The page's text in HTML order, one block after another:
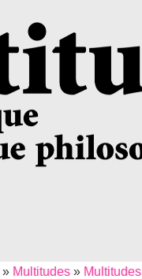
» Multitudes » Multitudes